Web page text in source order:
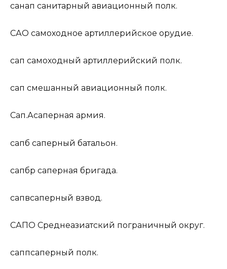
санап санитарный авиационный полк.
САО самоходное артиллерийское орудие.
сап самоходный артиллерийский полк.
сап смешанный авиационный полк.
Сап.Асаперная армия.
сапб саперный батальон.
сапбр саперная бригада.
сапвсаперный взвод.
САПО Среднеазиатский пограничный округ.
саппсаперный полк.